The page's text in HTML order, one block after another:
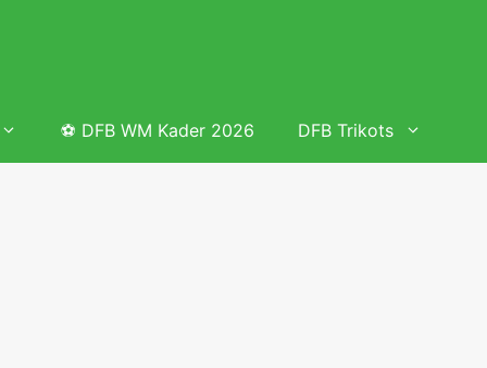
⚽ DFB WM Kader 2026 DFB Trikots